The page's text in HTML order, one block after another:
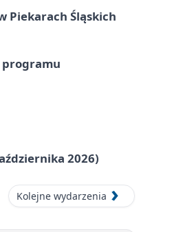
Piekarach Śląskich
programu
2026)
Kolejne wydarzenia